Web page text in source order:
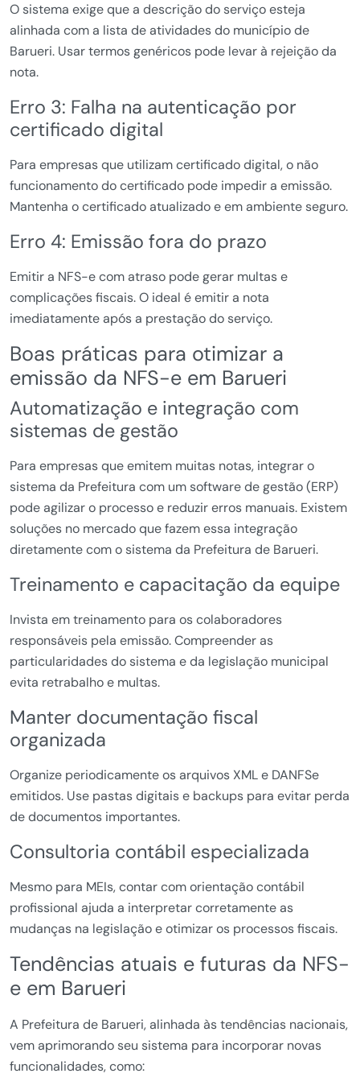
O sistema exige que a descrição do serviço esteja
alinhada com a lista de atividades do município de
Barueri. Usar termos genéricos pode levar à rejeição da
nota.
Erro 3: Falha na autenticação por
certificado digital
Para empresas que utilizam certificado digital, o não
funcionamento do certificado pode impedir a emissão.
Mantenha o certificado atualizado e em ambiente seguro.
Erro 4: Emissão fora do prazo
Emitir a NFS-e com atraso pode gerar multas e
complicações fiscais. O ideal é emitir a nota
imediatamente após a prestação do serviço.
Boas práticas para otimizar a
emissão da NFS-e em Barueri
Automatização e integração com
sistemas de gestão
Para empresas que emitem muitas notas, integrar o
sistema da Prefeitura com um software de gestão (ERP)
pode agilizar o processo e reduzir erros manuais. Existem
soluções no mercado que fazem essa integração
diretamente com o sistema da Prefeitura de Barueri.
Treinamento e capacitação da equipe
Invista em treinamento para os colaboradores
responsáveis pela emissão. Compreender as
particularidades do sistema e da legislação municipal
evita retrabalho e multas.
Manter documentação fiscal
organizada
Organize periodicamente os arquivos XML e DANFSe
emitidos. Use pastas digitais e backups para evitar perda
de documentos importantes.
Consultoria contábil especializada
Mesmo para MEIs, contar com orientação contábil
profissional ajuda a interpretar corretamente as
mudanças na legislação e otimizar os processos fiscais.
Tendências atuais e futuras da NFS-
e em Barueri
A Prefeitura de Barueri, alinhada às tendências nacionais,
vem aprimorando seu sistema para incorporar novas
funcionalidades, como: